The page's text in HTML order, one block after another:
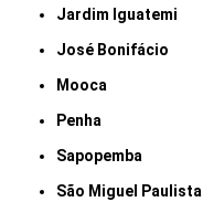
Jardim Iguatemi
José Bonifácio
Mooca
Penha
Sapopemba
São Miguel Paulista